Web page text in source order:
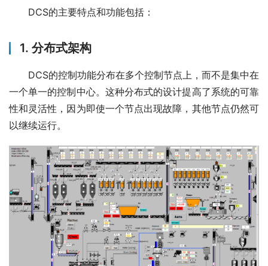
DCS的主要特点和功能包括：
1. 分布式架构
DCS的控制功能分布在多个控制节点上，而不是集中在
一个单一的控制中心。这种分布式的设计提高了系统的可靠
性和灵活性，因为即使一个节点出现故障，其他节点仍然可
以继续运行。